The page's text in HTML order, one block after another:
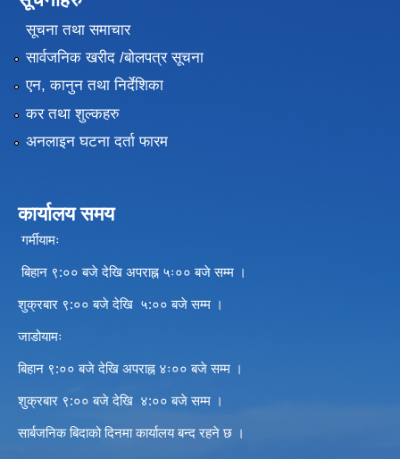
सूचना तथा समाचार
सार्वजनिक खरीद /बोलपत्र सूचना
एन, कानुन तथा निर्देशिका
कर तथा शुल्कहरु
अनलाइन घटना दर्ता फारम
कार्यालय समय
गर्मीयामः
बिहान ९:०० बजे देखि अपराह्न ५ः०० बजे सम्म ।
शुक्रबार ९:०० बजे देखि ५:०० बजे सम्म ।
जाडोयामः
बिहान ९:०० बजे देखि अपराह्न ४ः०० बजे सम्म ।
शुक्रबार ९:०० बजे देखि ४:०० बजे सम्म ।
सार्बजनिक बिदाको दिनमा कार्यालय बन्द रहने छ ।